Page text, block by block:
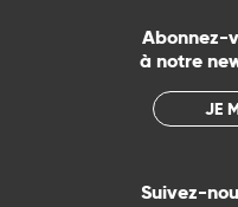
Abonnez-
à notre
JE
Suivez-